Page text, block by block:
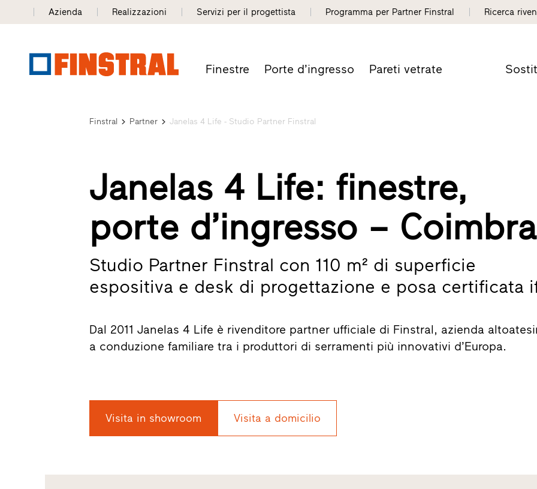
Azienda Realizzazioni Servizi per il progettista Programma per Partner Finstral Ricerca
Finestre Porte d’ingresso Pareti vetrate
Finstral Partner Janelas 4 Life - Studio Partner Finstral
Janelas 4 Life: finestre,
porte d’ingresso – Coimbra
Studio Partner Finstral con 110 m² di superficie
espositiva e desk di progettazione e posa certificata
Dal 2011 Janelas 4 Life è rivenditore partner ufficiale di Finstral, azienda
a conduzione familiare tra i produttori di serramenti più innovativi d’Europa.
Visita in showroom Visita a domicilio